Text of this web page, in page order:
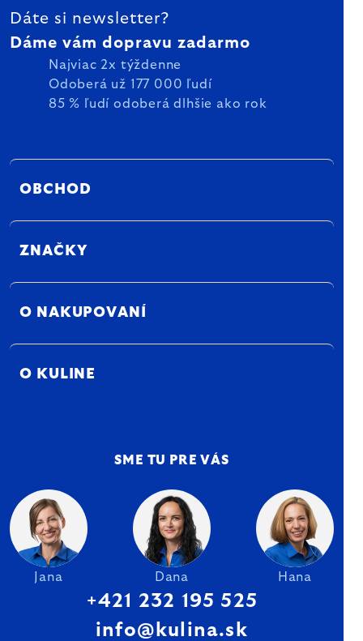
Dáte si newsletter?
Dáme vám dopravu zadarmo
Najviac 2x týždenne
Odoberá už 177 000 ľudí
85 % ľudí odoberá dlhšie ako rok
OBCHOD
ZNAČKY
O NAKUPOVANÍ
O KULINE
SME TU PRE VÁS
Jana Dana Hana
+421 232 195 525
info@kulina.sk